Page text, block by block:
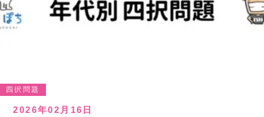
四択問題
2026年02月16日